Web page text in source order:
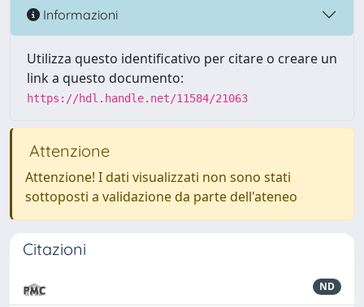
Informazioni
Utilizza questo identificativo per citare o creare un
link a questo documento:
https://hdl.handle.net/11584/21063
Attenzione
Attenzione! I dati visualizzati non sono stati
sottoposti a validazione da parte dell'ateneo
Citazioni
ND